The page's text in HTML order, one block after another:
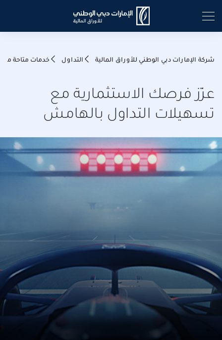
شركة الإمارات دبي الوطني للأوراق المالية التداول خدمات متاحة من
عزّز فرصك الاستثمارية مع
تسهيلات التداول بالهامش